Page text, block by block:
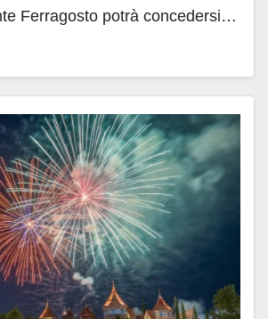
Ferragosto potrà concedersi…